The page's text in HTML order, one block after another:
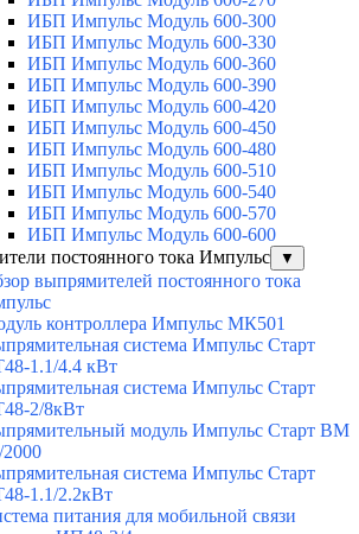
ИБП Импульс Модуль 600-300
ИБП Импульс Модуль 600-330
ИБП Импульс Модуль 600-360
ИБП Импульс Модуль 600-390
ИБП Импульс Модуль 600-420
ИБП Импульс Модуль 600-450
ИБП Импульс Модуль 600-480
ИБП Импульс Модуль 600-510
ИБП Импульс Модуль 600-540
ИБП Импульс Модуль 600-570
ИБП Импульс Модуль 600-600
постоянного тока Импульс
▼
выпрямителей постоянного тока
контроллера Импульс МК501
система Импульс Старт
1.1/4.4 кВт
система Импульс Старт
2/8кВт
модуль Импульс Старт ВМ
2000
система Импульс Старт
1.1/2.2кВт
питания для мобильной связи